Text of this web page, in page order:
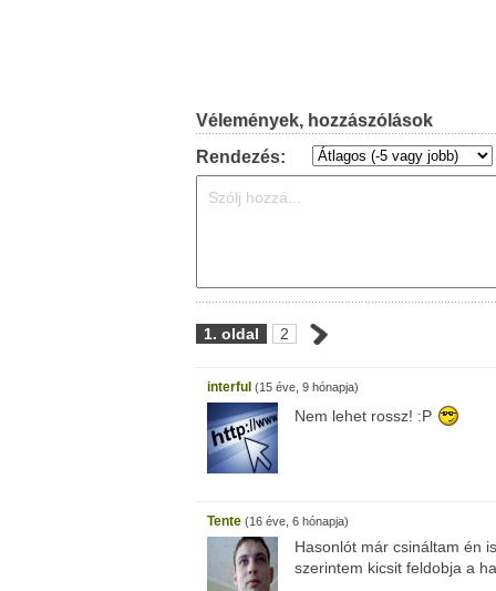
Vélemények, hozzászólások
Rendezés:
1. oldal 2
interful (15 éve, 9 hónapja)
Nem lehet rossz! :P
Tente (16 éve, 6 hónapja)
Hasonlót már csináltam én
szerintem kicsit feldobja a